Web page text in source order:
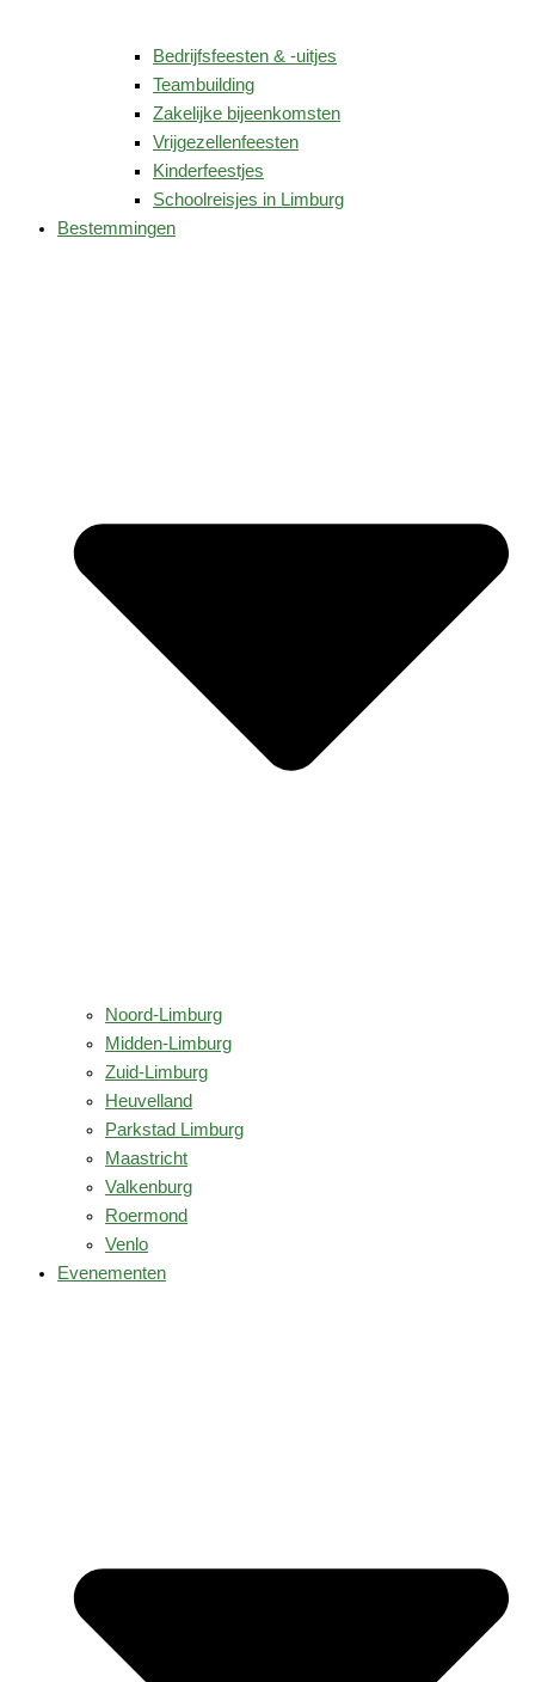
Bedrijfsfeesten & -uitjes
Teambuilding
Zakelijke bijeenkomsten
Vrijgezellenfeesten
Kinderfeestjes
Schoolreisjes in Limburg
Bestemmingen
Noord-Limburg
Midden-Limburg
Zuid-Limburg
Heuvelland
Parkstad Limburg
Maastricht
Valkenburg
Roermond
Venlo
Evenementen